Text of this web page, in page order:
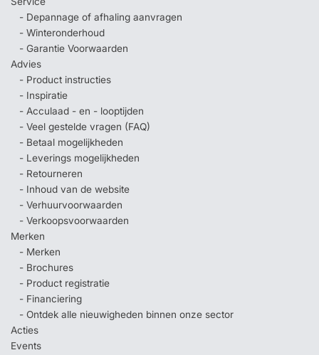
- Depannage of afhaling aanvragen
- Winteronderhoud
- Garantie Voorwaarden
Advies
- Product instructies
- Inspiratie
- Acculaad - en - looptijden
- Veel gestelde vragen (FAQ)
- Betaal mogelijkheden
- Leverings mogelijkheden
- Retourneren
- Inhoud van de website
- Verhuurvoorwaarden
- Verkoopsvoorwaarden
Merken
- Merken
- Brochures
- Product registratie
- Financiering
- Ontdek alle nieuwigheden binnen onze sector
Acties
Events